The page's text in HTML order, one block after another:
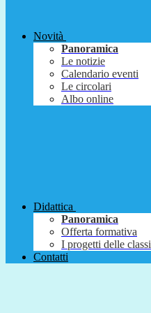
Novità
Panoramica
Le notizie
Calendario eventi
Le circolari
Albo online
Didattica
Panoramica
Offerta formativa
I progetti delle classi
Contatti